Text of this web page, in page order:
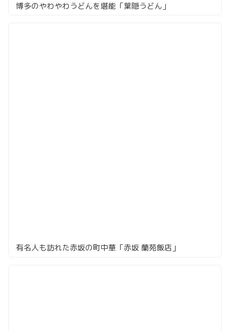
博多のやわやわうどんを堪能「葉隠うどん」
有名人も訪れた赤坂の町中華「赤坂 蘭苑飯店」